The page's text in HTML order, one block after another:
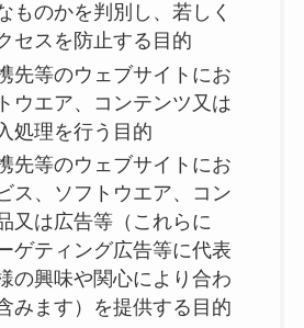
ものかを判別し、若しく
セスを防止する目的
先等のウェブサイトにお
ウエア、コンテンツ又は
処理を行う目的
先等のウェブサイトにお
ス、ソフトウエア、コン
又は広告等（これらに
ゲティング広告等に代表
の興味や関心により合わ
みます）を提供する目的